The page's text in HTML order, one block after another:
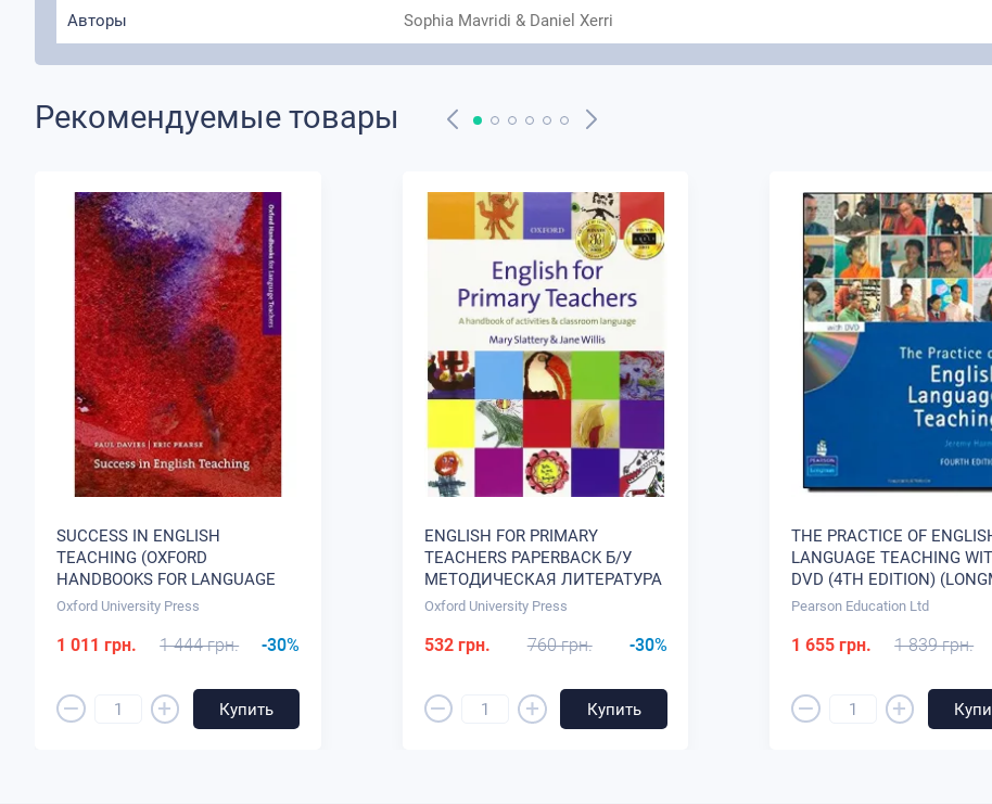
Авторы Sophia Mavridi & Daniel Xerri
Рекомендуемые товары
SUCCESS IN ENGLISH
TEACHING (OXFORD
HANDBOOKS FOR LANGUAGE
TEACHERS SERIES) Б/У
Oxford University Press
1 011 грн. 1 444 грн. -30%
– + Купить
ENGLISH FOR PRIMARY
TEACHERS PAPERBACK Б/У
МЕТОДИЧЕСКАЯ ЛИТЕРАТУРА
Oxford University Press
532 грн. 760 грн. -30%
– + Купить
THE PRACTICE OF
LANGUAGE TEACHING
DVD (4TH EDITION)
HANDBOOKS FOR
ЛИТЕРАТУРА
Pearson Education Ltd
1 655 грн. 1 839 грн.
– +